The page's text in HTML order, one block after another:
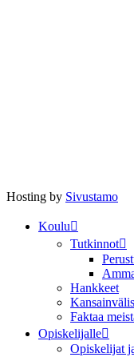
Hosting by Sivustamo
Koulu
Tutkinnot
Hankkeet
Faktaa
Opiskelijalle
Opiskelijat